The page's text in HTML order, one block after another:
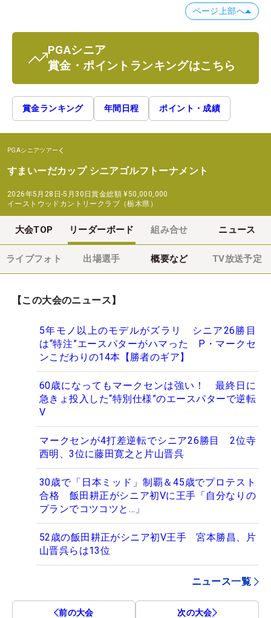
ページ上部へ
PGAシニア
賞金・ポイントランキングはこちら
賞金ランキング 年間日程 ポイント・成績
PGAシニアツアー
すまいーだカップ シニアゴルフトーナメント
2026年5月28日-5月30日賞金総額 ¥50,000,000
イーストウッドカントリークラブ（栃木県）
大会TOP リーダーボード 組み合せ ニュース
ライブフォト 出場選手 概要など TV放送予定
【この大会のニュース】
5年モノ以上のモデルがズラリ シニア26勝目
は“特注”エースパターがハマった P・マークセ
ンこだわりの14本【勝者のギア】
60歳になってもマークセンは強い！ 最終日に
急きょ投入した“特別仕様”のエースパターで逆転
V
マークセンが4打差逆転でシニア26勝目 2位寺
西明、3位に藤田寛之と片山晋呉
30歳で「日本ミッド」制覇＆45歳でプロテスト
合格 飯田耕正がシニア初Vに王手「自分なりの
プランでコツコツと…」
52歳の飯田耕正がシニア初V王手 宮本勝昌、片
山晋呉らは13位
ニュース一覧
前の大会 次の大会